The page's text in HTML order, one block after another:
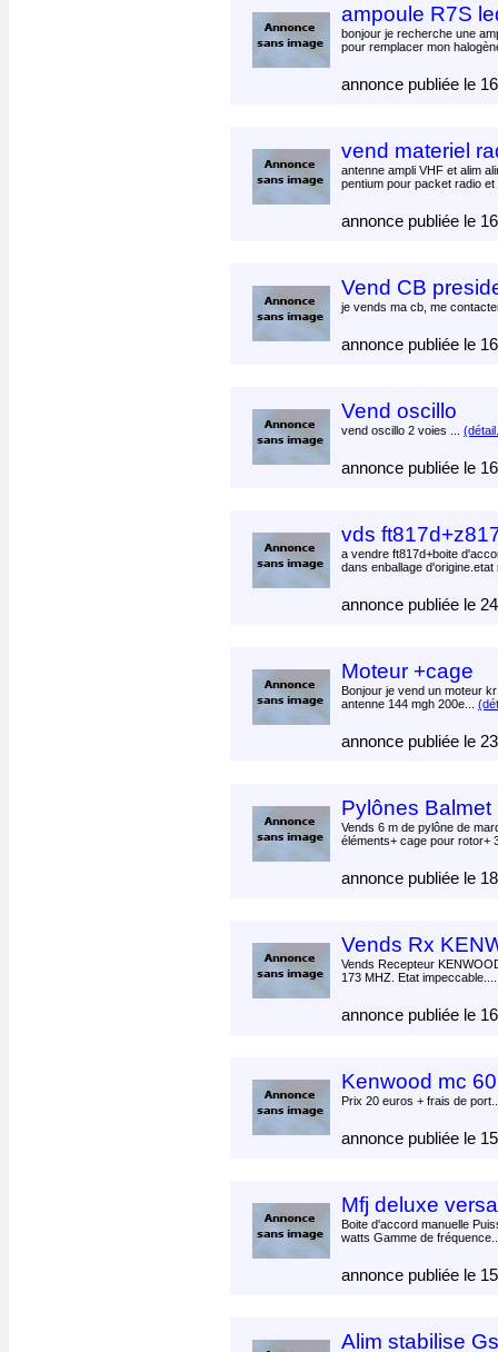
ampoule R7S
bonjour je recherche une
pour remplacer mon
annonce publiée le
vend materiel
antenne ampli VHF et alim
pentium pour packet radio
annonce publiée le
Vend CB
je vends ma cb, me
annonce publiée le
Vend oscillo
vend oscillo 2 voies ...
annonce publiée le
vds
a vendre ft817d+boite
dans enballage
annonce publiée le
Moteur +cage
Bonjour je vend un moteur
antenne 144 mgh 200e...
annonce publiée le
Pylônes
Vends 6 m de pylône de
éléments+ cage pour rotor+
annonce publiée le
Vends Rx
Vends Recepteur
173 MHZ. Etat
annonce publiée le
Kenwood mc 60
Prix 20 euros + frais de
annonce publiée le
Mfj deluxe
Boite d'accord manuelle
watts Gamme de
annonce publiée le
Alim stabilise